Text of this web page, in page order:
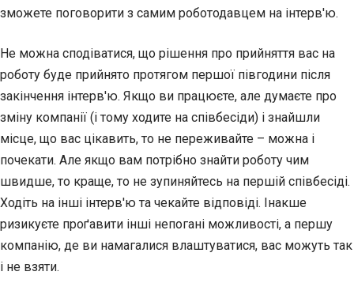
зможете поговорити з самим роботодавцем на інтерв'ю.
Не можна сподіватися, що рішення про прийняття вас на
роботу буде прийнято протягом першої півгодини після
закінчення інтерв'ю. Якщо ви працюєте, але думаєте про
зміну компанії (і тому ходите на співбесіди) і знайшли
місце, що вас цікавить, то не переживайте – можна і
почекати. Але якщо вам потрібно знайти роботу чим
швидше, то краще, то не зупиняйтесь на першій співбесіді.
Ходіть на інші інтерв'ю та чекайте відповіді. Інакше
ризикуєте проґавити інші непогані можливості, а першу
компанію, де ви намагалися влаштуватися, вас можуть так
і не взяти.